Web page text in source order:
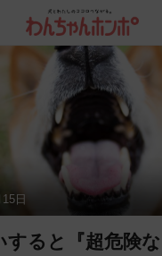
日
すると『超危険